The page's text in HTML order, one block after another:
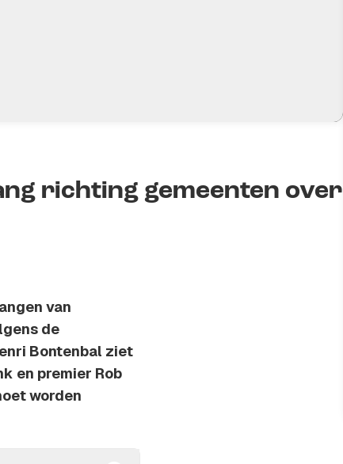
richting gemeenten over
van
de
Bontenbal ziet
en premier Rob
worden